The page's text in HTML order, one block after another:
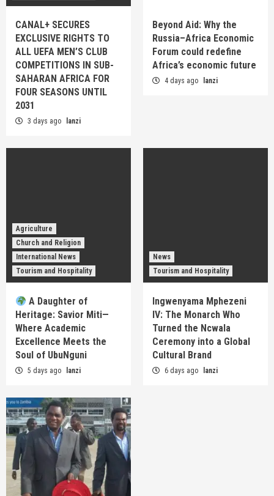
CANAL+ SECURES
EXCLUSIVE RIGHTS TO
ALL UEFA MEN’S CLUB
COMPETITIONS IN SUB-
SAHARAN AFRICA FOR
FOUR SEASONS UNTIL
2031
3 days ago lanzi
Beyond Aid: Why the
Russia–Africa Economic
Forum could redefine
Africa’s economic future
4 days ago lanzi
Agriculture
Church and Religion
International News
Tourism and Hospitality
A Daughter of
Heritage: Savior Miti—
Where Academic
Excellence Meets the
Soul of UbuNguni
5 days ago lanzi
News
Tourism and Hospitality
Ingwenyama Mphezeni
IV: The Monarch Who
Turned the Ncwala
Ceremony into a Global
Cultural Brand
6 days ago lanzi